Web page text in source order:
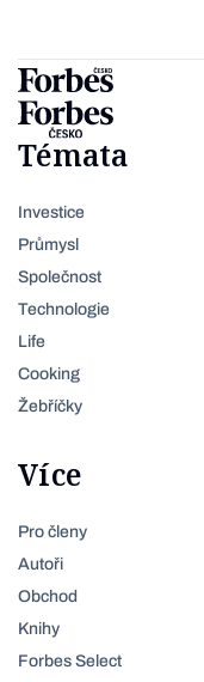
Témata
Investice
Průmysl
Společnost
Technologie
Life
Cooking
Žebříčky
Více
Pro členy
Autoři
Obchod
Knihy
Forbes Select